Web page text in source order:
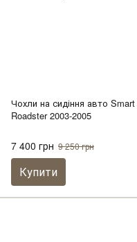
Чохли на сидіння авто Smart
Roadster 2003-2005
7 400 грн 9 250 грн
Купити